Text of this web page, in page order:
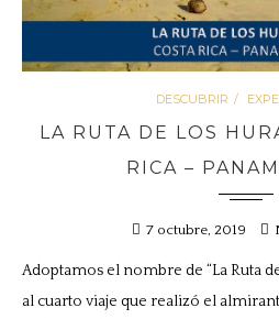
DESCUBRIR
LA RUTA DE LOS
RICA –
7 octubre, 2019
Adoptamos el nombre de “La Ruta
al cuarto viaje que realizó el